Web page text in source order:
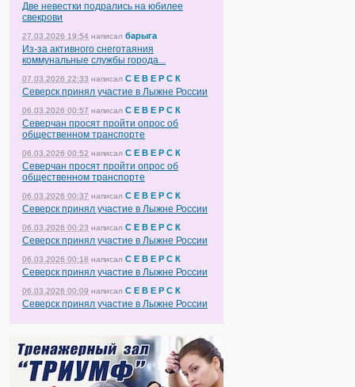
Две невестки подрались на юбилее
свекрови
27.03.2026 19:54 написал барыга
Из-за активного снеготаяния
коммунальные службы города...
07.03.2026 22:33 написал С Е В Е Р С К
Северск принял участие в Лыжне России
06.03.2026 00:57 написал С Е В Е Р С К
Северчан просят пройти опрос об
общественном транспорте
06.03.2026 00:52 написал С Е В Е Р С К
Северчан просят пройти опрос об
общественном транспорте
06.03.2026 00:37 написал С Е В Е Р С К
Северск принял участие в Лыжне России
06.03.2026 00:23 написал С Е В Е Р С К
Северск принял участие в Лыжне России
06.03.2026 00:18 написал С Е В Е Р С К
Северск принял участие в Лыжне России
06.03.2026 00:09 написал С Е В Е Р С К
Северск принял участие в Лыжне России